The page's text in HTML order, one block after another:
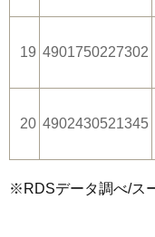
19 4901750227302
20 4902430521345
※RDSデータ調べ/ス